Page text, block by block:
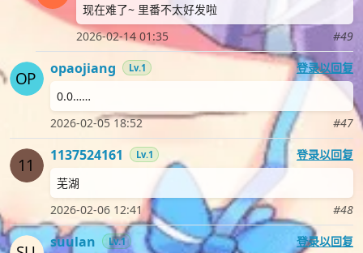
现在难了~ 里番不太好发啦
2026-02-14 01:35
#49
opaojiang Lv.1
登录以回复
0.0……
2026-02-05 18:52
#47
1137524161 Lv.1
登录以回复
芜湖
2026-02-06 12:41
#48
suulan Lv.1
登录以回复